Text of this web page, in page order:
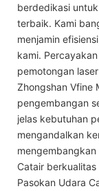
berdedikasi
terbaik. Kami
menjamin
kami.
pemotongan
Zhongshan Vfine
pengembangan
jelas kebutuhan
mengandalkan
mengembangkan
Catair
Pasokan Udara